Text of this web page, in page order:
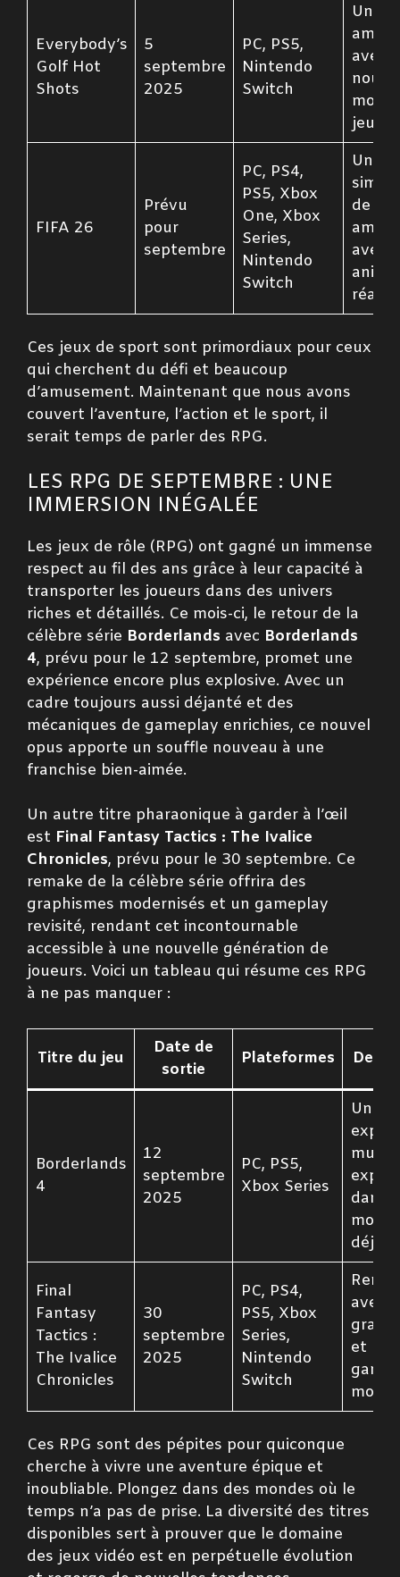
Everybody’s
Golf Hot
Shots
5
septembre
2025
PC, PS5,
Nintendo
Switch
Un
avec
jeu.
FIFA 26
Prévu
pour
septembre
PC, PS4,
PS5, Xbox
One, Xbox
Series,
Nintendo
Switch
Une
de
avec
Ces jeux de sport sont primordiaux pour ceux
qui cherchent du défi et beaucoup
d’amusement. Maintenant que nous avons
couvert l’aventure, l’action et le sport, il
serait temps de parler des RPG.
LES RPG DE SEPTEMBRE : UNE
IMMERSION INÉGALÉE
Les jeux de rôle (RPG) ont gagné un immense
respect au fil des ans grâce à leur capacité à
transporter les joueurs dans des univers
riches et détaillés. Ce mois-ci, le retour de la
célèbre série Borderlands avec Borderlands
4, prévu pour le 12 septembre, promet une
expérience encore plus explosive. Avec un
cadre toujours aussi déjanté et des
mécaniques de gameplay enrichies, ce nouvel
opus apporte un souffle nouveau à une
franchise bien-aimée.
Un autre titre pharaonique à garder à l’œil
est Final Fantasy Tactics : The Ivalice
Chronicles, prévu pour le 30 septembre. Ce
remake de la célèbre série offrira des
graphismes modernisés et un gameplay
revisité, rendant cet incontournable
accessible à une nouvelle génération de
joueurs. Voici un tableau qui résume ces RPG
à ne pas manquer :
Titre du jeu
Date de
sortie
Plateformes
Borderlands
4
12
septembre
2025
PC, PS5,
Xbox Series
Une
dans
Final
Fantasy
Tactics :
The Ivalice
Chronicles
30
septembre
2025
PC, PS4,
PS5, Xbox
Series,
Nintendo
Switch
avec
et un
Ces RPG sont des pépites pour quiconque
cherche à vivre une aventure épique et
inoubliable. Plongez dans des mondes où le
temps n’a pas de prise. La diversité des titres
disponibles sert à prouver que le domaine
des jeux vidéo est en perpétuelle évolution